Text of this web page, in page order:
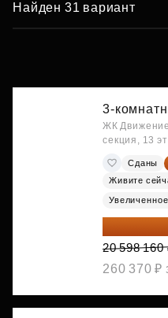
Найден 31 вариант
3-
ЖК
секция, 13
Сданы
Живите
18 538
20 598 160
260 370 ₽